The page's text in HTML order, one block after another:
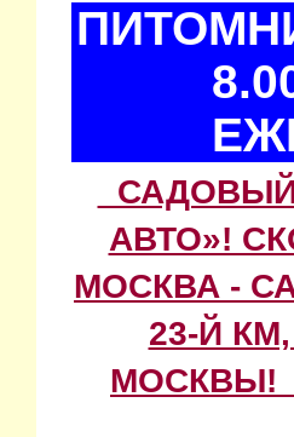
АВТО»!
МОСКВА -
23-Й
МОСКВЫ!